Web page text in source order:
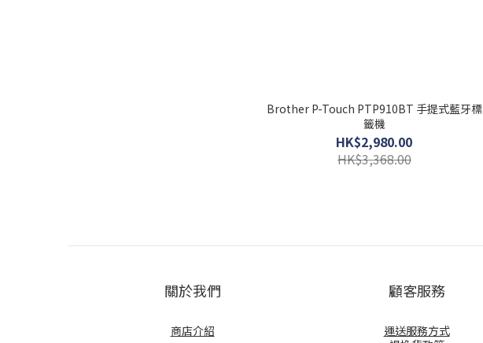
Brother P-Touch PTP910BT 手提式藍牙標
籤機
HK$2,980.00
HK$3,368.00
關於我們
商店介紹
顧客服務
運送服務方式